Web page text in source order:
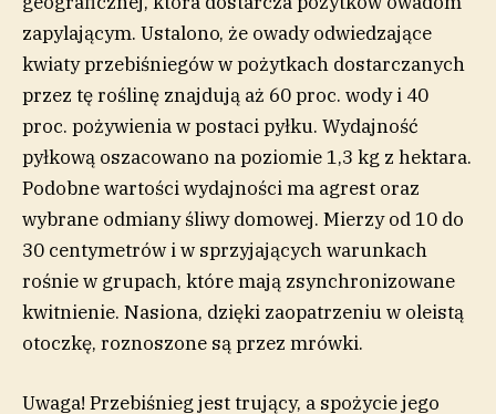
zapylającym. Ustalono, że owady odwiedzające
kwiaty przebiśniegów w pożytkach dostarczanych
przez tę roślinę znajdują aż 60 proc. wody i 40
proc. pożywienia w postaci pyłku. Wydajność
pyłkową oszacowano na poziomie 1,3 kg z hektara.
Podobne wartości wydajności ma agrest oraz
wybrane odmiany śliwy domowej. Mierzy od 10 do
30 centymetrów i w sprzyjających warunkach
rośnie w grupach, które mają zsynchronizowane
kwitnienie. Nasiona, dzięki zaopatrzeniu w oleistą
otoczkę, roznoszone są przez mrówki.
Uwaga! Przebiśnieg jest trujący, a spożycie jego